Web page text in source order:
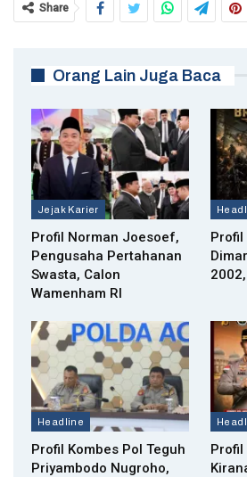
Share
Orang Lain Juga Baca
Jejak Karier
Profil Norman Joesoef,
Pengusaha Pertahanan
Swasta, Calon
Wamenham RI
Profil
Headline
Profil Kombes Pol Teguh
Priyambodo Nugroho,
Profil